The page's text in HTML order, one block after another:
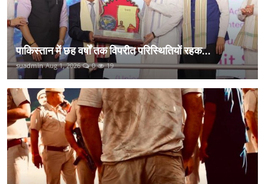
पाकिस्तान में छह वर्षों तक विपरीत परिस्थितियों रहक...
suadmin Aug 1, 2026 0 19